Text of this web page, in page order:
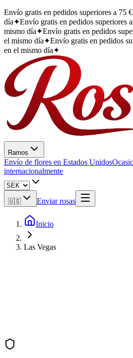
Envío gratis en pedidos superiores a 75
día✦Envío gratis en pedidos superiores
mismo día✦Envío gratis en pedidos
el mismo día✦Envío gratis en pedidos
en el mismo día✦
Ramos
Envío de flores en Estados Unidos
internacionalmente
🇺🇸 Enviar rosas
Inicio
Las Vegas